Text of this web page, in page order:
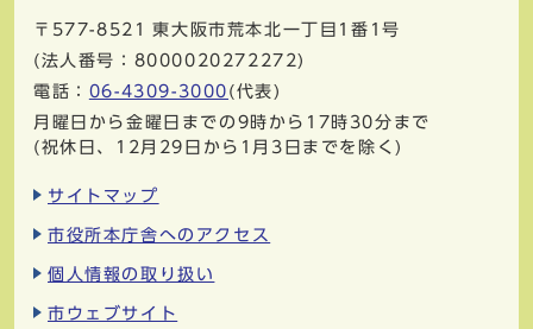
〒577-8521
東大阪市荒本北一丁目1番1号
(法人番号：8000020272272)
電話： 06-4309-3000 (代表)
月曜日から金曜日までの9時から17時30分まで
(祝休日、12月29日から1月3日までを除く)
サイトマップ
市役所本庁舎へのアクセス
個人情報の取り扱い
市ウェブサイト